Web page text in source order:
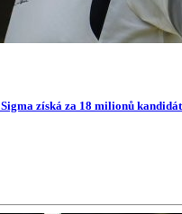
získá za 18 milionů